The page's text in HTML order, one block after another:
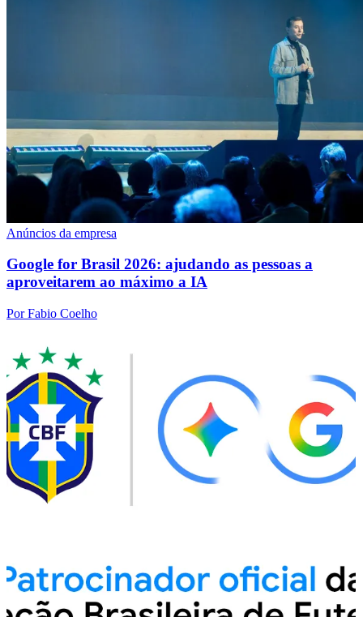
Anúncios da empresa
Google for Brasil 2026: ajudando as pessoas a
aproveitarem ao máximo a IA
Por Fabio Coelho